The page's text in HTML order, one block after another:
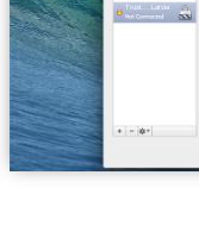
Trust....Latvia